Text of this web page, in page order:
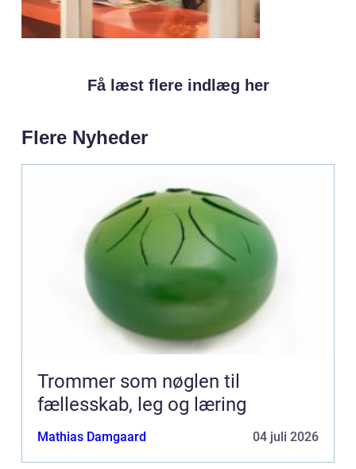
Få læst flere indlæg her
Flere Nyheder
Trommer som nøglen til
fællesskab, leg og læring
Mathias Damgaard 04 juli 2026